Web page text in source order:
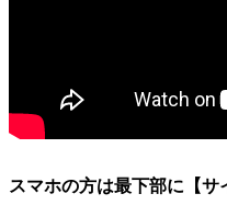
スマホの方は最下部に【サ